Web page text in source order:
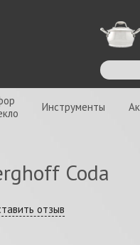
Инструменты
Coda
отзыв